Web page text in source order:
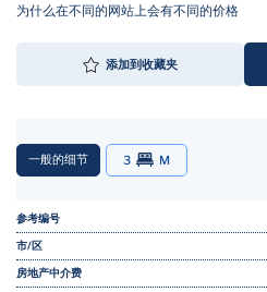
为什么在不同的网站上会有不同的价格
添加到收藏夹
一般的细节 3 M
参考编号
市/区
房地产中介费